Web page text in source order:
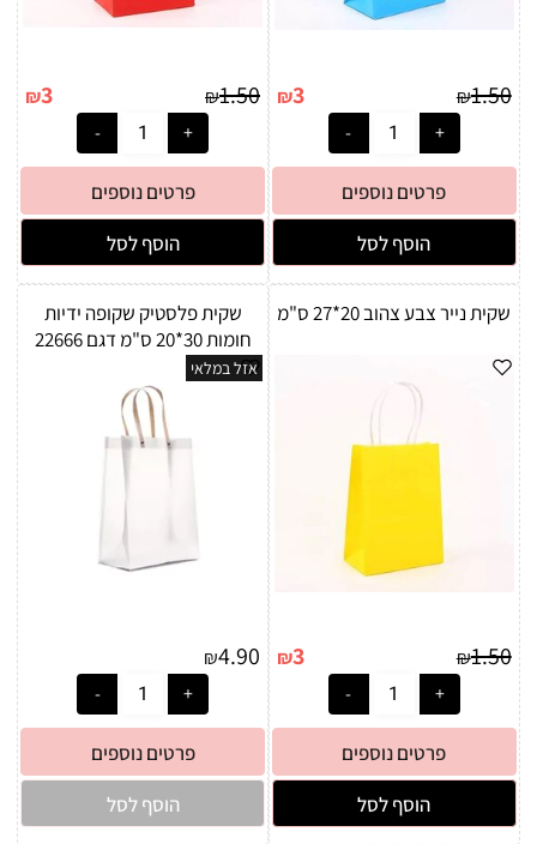
₪1.50
₪3
פרטים נוספים
הוסף לסל
₪1.50
₪3
פרטים נוספים
הוסף לסל
שקית נייר צבע צהוב 20*27 ס"מ
₪1.50
₪3
פרטים נוספים
הוסף לסל
שקית פלסטיק שקופה ידיות
חומות 30*20 ס"מ דגם 22666
אזל במלאי
₪4.90
פרטים נוספים
הוסף לסל